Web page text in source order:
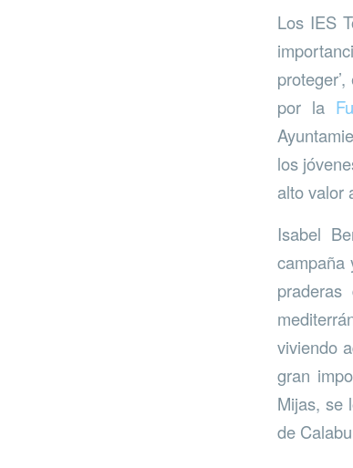
Los IES
por la
los
alto valor
Isabel
campaña
viviendo
gran
Mijas, se
de